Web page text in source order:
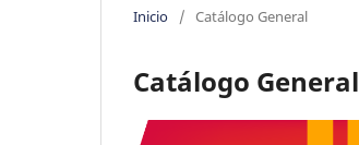
Inicio / Catálogo General
Catálogo General